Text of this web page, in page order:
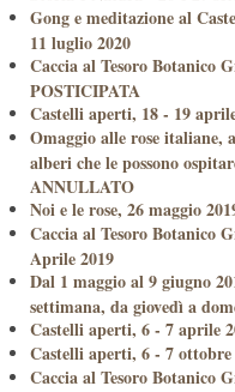
Gong e meditazione al
11 luglio 2020
Caccia al Tesoro Botanico
POSTICIPATA
Castelli aperti, 18 - 19
Omaggio alle rose italiane,
alberi che le possono
ANNULLATO
Noi e le rose, 26 maggio
Caccia al Tesoro Botanico
Aprile 2019
Dal 1 maggio al 9 giugno
settimana, da giovedì a
Castelli aperti, 6 - 7 aprile
Castelli aperti, 6 - 7 ottobre
Caccia al Tesoro